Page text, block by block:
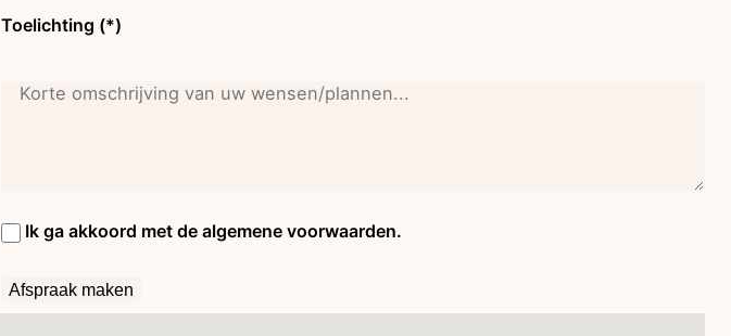
Toelichting (*)
Ik ga akkoord met de algemene voorwaarden.